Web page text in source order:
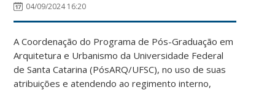
04/09/2024 16:20
A Coordenação do Programa de Pós-Graduação em
Arquitetura e Urbanismo da Universidade Federal
de Santa Catarina (PósARQ/UFSC), no uso de suas
atribuições e atendendo ao regimento interno,